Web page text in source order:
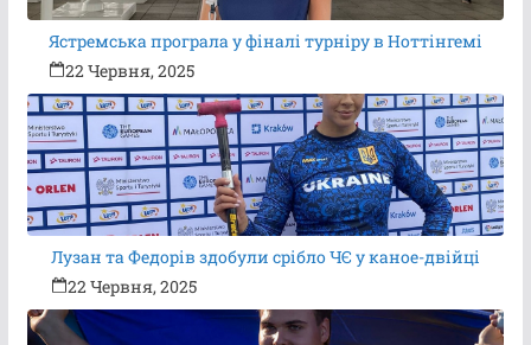
Ястремська програла у фіналі турніру в Ноттінгемі
22 Червня, 2025
Лузан та Федорів здобули срібло ЧЄ у каное-двійці
22 Червня, 2025